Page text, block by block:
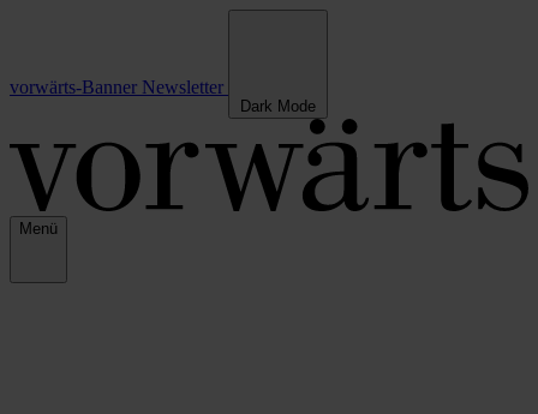
vorwärts-Banner Newsletter
Dark Mode
Menü